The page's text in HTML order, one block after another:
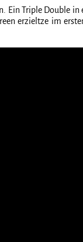
Ein Triple
erzieltze im